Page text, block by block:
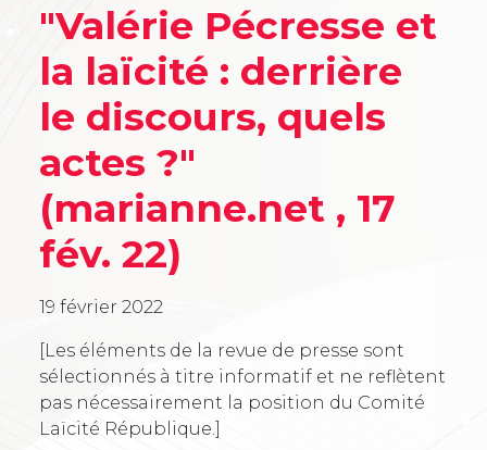
"Valérie Pécresse et
la laïcité : derrière
le discours, quels
actes ?"
(marianne.net , 17
fév. 22)
19 février 2022
[Les éléments de la revue de presse sont
sélectionnés à titre informatif et ne reflètent
pas nécessairement la position du Comité
Laïcité République.]